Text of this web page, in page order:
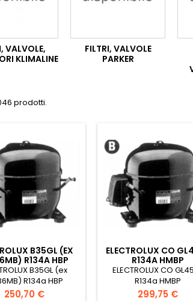
VALVOLE,
KLIMALINE
FILTRI, VALVOLE
PARKER
prodotti.
B35GL (EX
R134A HBP
B35GL (ex
R134a HBP
Prezzo
250,70 €
ELECTROLUX CO
R134A HMBP
ELECTROLUX CO
R134a HMBP
Prezzo
299,75 €